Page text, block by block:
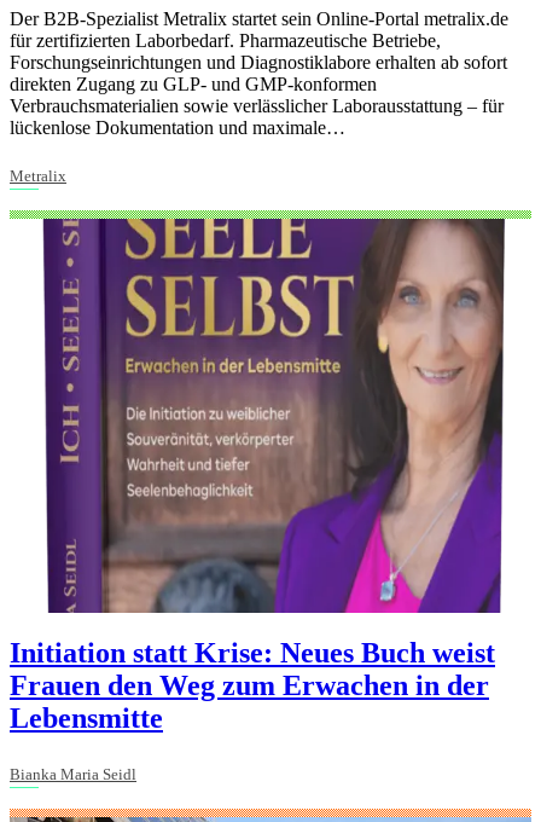
Der B2B-Spezialist Metralix startet sein Online-Portal metralix.de
für zertifizierten Laborbedarf. Pharmazeutische Betriebe,
Forschungseinrichtungen und Diagnostiklabore erhalten ab sofort
direkten Zugang zu GLP- und GMP-konformen
Verbrauchsmaterialien sowie verlässlicher Laborausstattung – für
lückenlose Dokumentation und maximale…
Metralix
Initiation statt Krise: Neues Buch weist
Frauen den Weg zum Erwachen in der
Lebensmitte
Bianka Maria Seidl